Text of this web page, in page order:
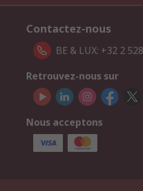
Contactez-nous
BE & LUX: +32 2
Retrouvez-nous sur
Nous acceptons